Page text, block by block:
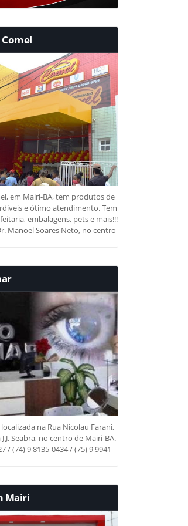
em Mairi-BA, tem produtos de
e ótimo atendimento. Tem
embalagens, pets e mais!!!
Manoel Soares Neto, no centro
na Rua Nicolau Farani,
Seabra, no centro de Mairi-BA.
/ (74) 9 8135-0434 / (75) 9 9941-
Mairi